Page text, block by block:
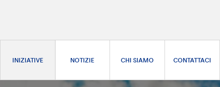
INIZIATIVE NOTIZIE CHI SIAMO CONTATTACI